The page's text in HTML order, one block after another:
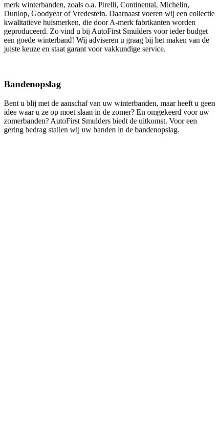
merk winterbanden, zoals o.a. Pirelli, Continental, Michelin,
Dunlop, Goodyear of Vredestein. Daarnaast voeren wij een collectie
kwalitatieve huismerken, die door A-merk fabrikanten worden
geproduceerd. Zo vind u bij AutoFirst Smulders voor ieder budget
een goede winterband! Wij adviseren u graag bij het maken van de
juiste keuze en staat garant voor vakkundige service.
Bandenopslag
Bent u blij met de aanschaf van uw winterbanden, maar heeft u geen
idee waar u ze op moet slaan in de zomer? En omgekeerd voor uw
zomerbanden? AutoFirst Smulders biedt de uitkomst. Voor een
gering bedrag stallen wij uw banden in de bandenopslag.